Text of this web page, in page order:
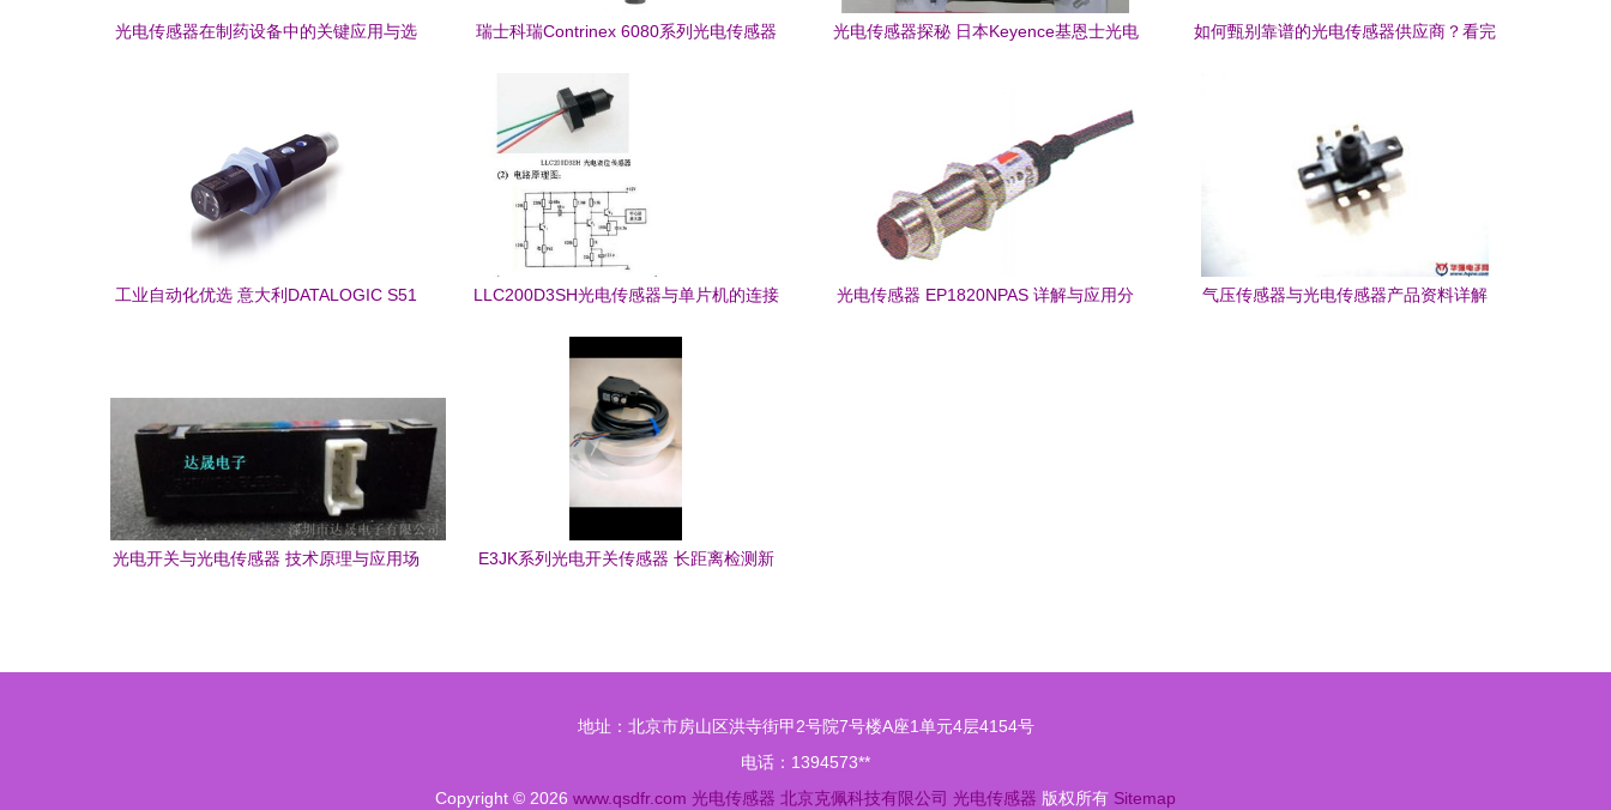
光电传感器在制药设备中的关键应用与选
瑞士科瑞Contrinex 6080系列光电传感器
光电传感器探秘 日本Keyence基恩士光电
如何甄别靠谱的光电传感器供应商？看完
工业自动化优选 意大利DATALOGIC S51
LLC200D3SH光电传感器与单片机的连接
光电传感器 EP1820NPAS 详解与应用分
气压传感器与光电传感器产品资料详解
光电开关与光电传感器 技术原理与应用场
E3JK系列光电开关传感器 长距离检测新
地址：北京市房山区洪寺街甲2号院7号楼A座1单元4层4154号
电话：1394573**
Copyright © 2026 www.qsdfr.com 光电传感器 北京克佩科技有限公司 光电传感器 版权所有 Sitemap